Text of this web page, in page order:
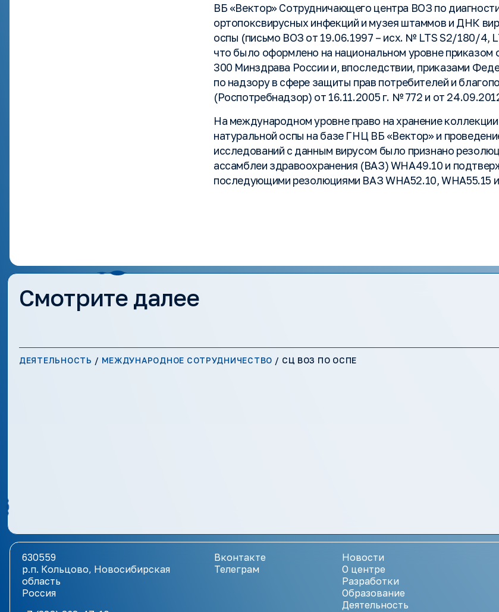
ВБ «Вектор» Сотрудничающего центра ВОЗ по
ортопоксвирусных инфекций и музея штаммов и ДНК
оспы (письмо ВОЗ от 19.06.1997 – исх. № LTS S2/180/4,
что было оформлено на национальном уровне приказом
300 Минздрава России и, впоследствии, приказами
по надзору в сфере защиты прав потребителей и
(Роспотребнадзор) от 16.11.2005 г. № 772 и от
На международном уровне право на хранение
натуральной оспы на базе ГНЦ ВБ «Вектор» и
исследований с данным вирусом было признано
ассамблеи здравоохранения (ВАЗ) WHA49.10 и
последующими резолюциями ВАЗ WHA52.10, WHA55.15
Смотрите далее
ДЕЯТЕЛЬНОСТЬ / МЕЖДУНАРОДНОЕ СОТРУДНИЧЕСТВО / СЦ ВОЗ ПО ОСПЕ
630559
р.п. Кольцово, Новосибирская
область
Россия
Вконтакте
Телеграм
Новости
О центре
Разработки
Образование
Деятельность